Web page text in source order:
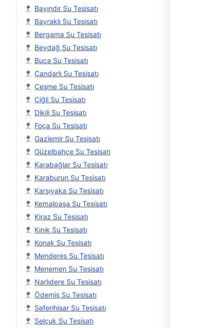
Bayındır Su Tesisatı
Bayraklı Su Tesisatı
Bergama Su Tesisatı
Beydağ Su Tesisatı
Buca Su Tesisatı
Çandarlı Su Tesisatı
Çeşme Su Tesisatı
Çiğli Su Tesisatı
Dikili Su Tesisatı
Foça Su Tesisatı
Gaziemir Su Tesisatı
Güzelbahçe Su Tesisatı
Karabağlar Su Tesisatı
Karaburun Su Tesisatı
Karşıyaka Su Tesisatı
Kemalpaşa Su Tesisatı
Kiraz Su Tesisatı
Kınık Su Tesisatı
Konak Su Tesisatı
Menderes Su Tesisatı
Menemen Su Tesisatı
Narlıdere Su Tesisatı
Ödemiş Su Tesisatı
Seferihisar Su Tesisatı
Selçuk Su Tesisatı